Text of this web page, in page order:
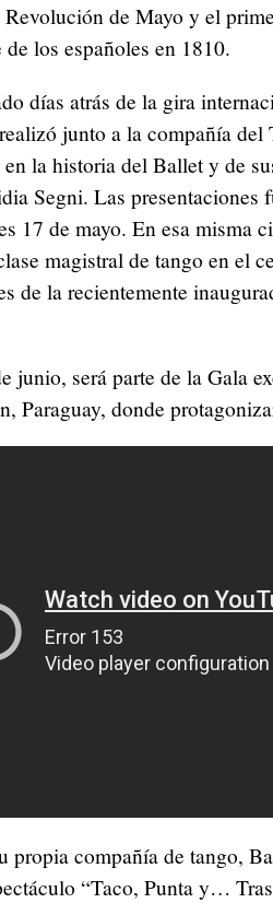
Revolución de Mayo y el
los españoles en 1810.
días atrás de la gira
junto a la compañía del
la historia del Ballet y de
Segni. Las presentaciones
17 de mayo. En esa misma
magistral de tango en el
de la recientemente
junio, será parte de la Gala
Paraguay, donde
propia compañía de tango,
“Taco, Punta y…